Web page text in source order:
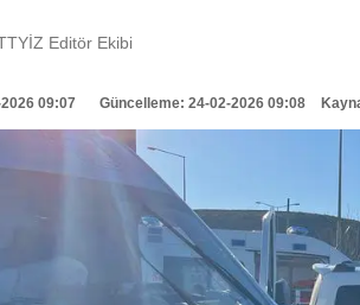
Editör Ekibi
09:07 Güncelleme: 24-02-2026 09:08